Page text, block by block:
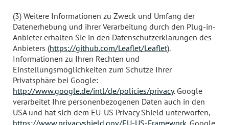
(3) Weitere Informationen zu Zweck und Umfang der
Datenerhebung und ihrer Verarbeitung durch den Plug-in-
Anbieter erhalten Sie in den Datenschutzerklärungen des
Anbieters (https://github.com/Leaflet/Leaflet).
Informationen zu Ihren Rechten und
Einstellungsmöglichkeiten zum Schutze Ihrer
Privatsphäre bei Google:
http://www.google.de/intl/de/policies/privacy. Google
verarbeitet Ihre personenbezogenen Daten auch in den
USA und hat sich dem EU-US Privacy Shield unterworfen,
https://www.privacyshield.gov/EU-US-Framework. Google